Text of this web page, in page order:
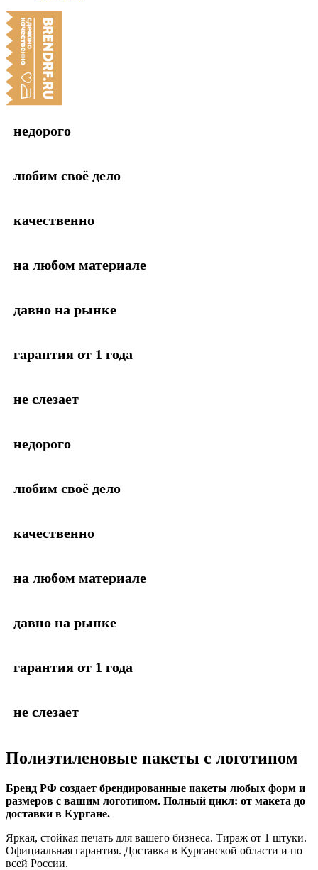
недорого
любим своё дело
качественно
на любом материале
давно на рынке
гарантия от 1 года
не слезает
недорого
любим своё дело
качественно
на любом материале
давно на рынке
гарантия от 1 года
не слезает
Полиэтиленовые пакеты с логотипом
Бренд РФ создает брендированные пакеты любых форм и
размеров с вашим логотипом. Полный цикл: от макета до
доставки в Кургане.
Яркая, стойкая печать для вашего бизнеса. Тираж от 1 штуки.
Официальная гарантия. Доставка в Курганской области и по
всей России.